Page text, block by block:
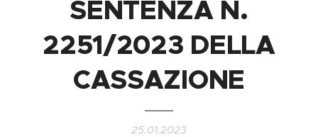
SENTENZA N.
2251/2023 DELLA
CASSAZIONE
25.01.2023